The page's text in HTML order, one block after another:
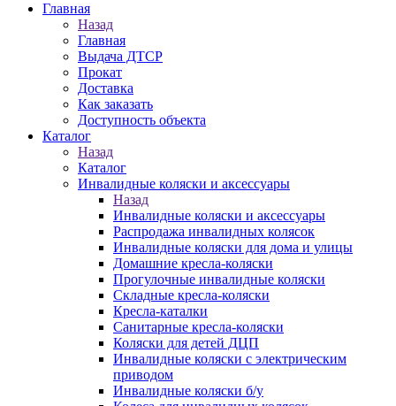
Главная
Назад
Главная
Выдача ДТСР
Прокат
Доставка
Как заказать
Доступность объекта
Каталог
Назад
Каталог
Инвалидные коляски и аксессуары
Назад
Инвалидные коляски и аксессуары
Распродажа инвалидных колясок
Инвалидные коляски для дома и улицы
Домашние кресла-коляски
Прогулочные инвалидные коляски
Складные кресла-коляски
Кресла-каталки
Санитарные кресла-коляски
Коляски для детей ДЦП
Инвалидные коляски с электрическим
приводом
Инвалидные коляски б/у